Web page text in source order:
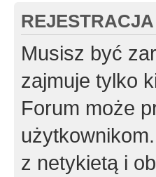
REJESTRACJA
Musisz być
zajmuje tylko
Forum może
z netykietą i